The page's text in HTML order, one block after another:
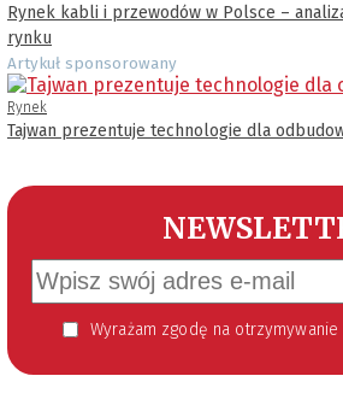
Rynek kabli i przewodów w Polsce –
rynku
Artykuł sponsorowany
Rynek
Tajwan prezentuje technologie dla
Wyrażam zgodę na otrzymywanie informacji handlowej kierowanej do mnie za pomocą środków komunikacji elektronicznej w szczególności poczty elektronicznej zgodnie z przepisem art. 10 ust 2 ustawy z dnia 18 lipca 2002 roku o świadczeniu usług drogą elektroniczną (Dz. U. 144 z 2002 r. poz. 1204). Zgoda jest dobrowolna, jednak jej wyrażenie